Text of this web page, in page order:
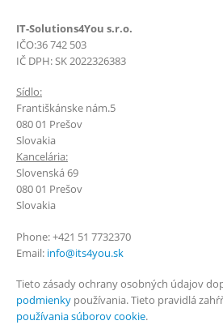
IT-Solutions4You s.r.o.
IČO:36 742 503
IČ DPH: SK 2022326383
Sídlo:
Františkánske nám.5
080 01 Prešov
Slovakia
Kancelária:
Slovenská 69
080 01 Prešov
Slovakia
Phone: +421 51 7732370
Email: info@its4you.sk
Tieto zásady ochrany osobných údajov
podmienky používania. Tieto pravidlá
používania súborov cookie.